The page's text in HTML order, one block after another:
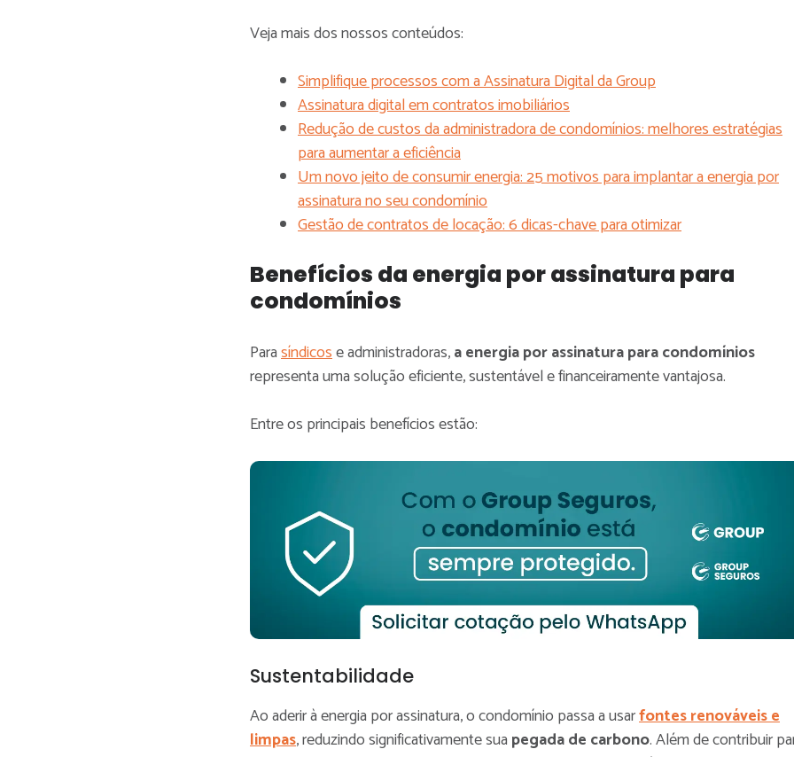
Veja mais dos nossos conteúdos:
Simplifique processos com a Assinatura Digital da Group
Assinatura digital em contratos imobiliários
Redução de custos da administradora de condomínios: melhores estratégias
para aumentar a eficiência
Um novo jeito de consumir energia: 25 motivos para implantar a energia por
assinatura no seu condomínio
Gestão de contratos de locação: 6 dicas-chave para otimizar
Benefícios da energia por assinatura para
condomínios
Parasíndicose administradoras,a energia por assinatura para condomínios
representa uma solução eficiente, sustentável e financeiramente vantajosa.
Entre os principais benefícios estão:
Sustentabilidade
Ao aderir à energia por assinatura, o condomínio passa a usarfontes renováveis e
limpas, reduzindo significativamente sua pegada de carbono. Além de contribuir